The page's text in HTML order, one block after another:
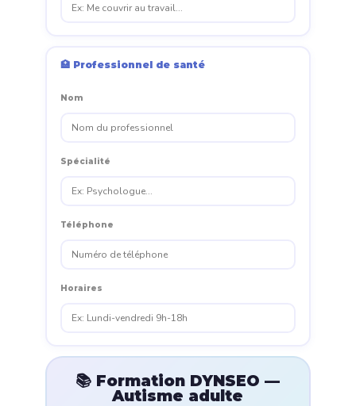
🏥 Professionnel de santé
Nom
Spécialité
Téléphone
Horaires
📚 Formation DYNSEO —
Autisme adulte